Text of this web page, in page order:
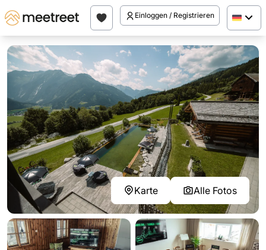
Einloggen / Registrieren
Karte Alle Fotos